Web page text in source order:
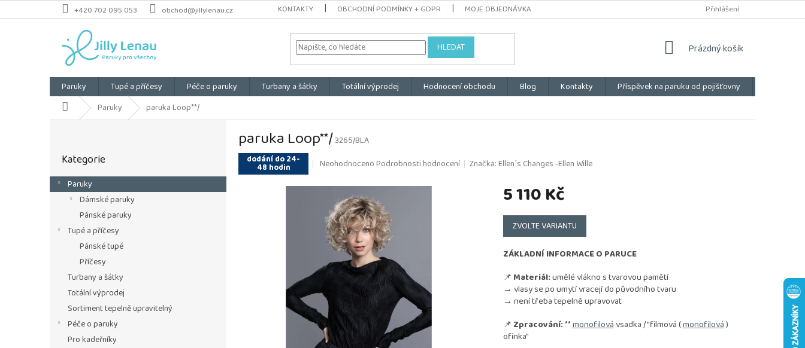
Přejít
na
+420 702 095 053 obchod@jillylenau.cz KONTAKTY OBCHODNÍ PODMÍNKY + GDPR MOJE OBJEDNÁVKA Přihlášení
HLEDAT
NÁKUPNÍ
Prázdný košík
Paruky Tupé a příčesy Péče o paruky Turbany a šátky Totální výprodej Hodnocení obchodu Blog Kontakty Příspěvek na paruku od pojišťovny
Domů Paruky paruka Loop**/
P
r
a
kategorie
Kategorie
Paruky
Dámské paruky
Pánské paruky
Tupé a příčesy
Pánské tupé
Příčesy
Turbany a šátky
Totální výprodej
Sortiment tepelně upravitelný
Péče o paruky
Pro kadeřníky
paruka Loop**/3265/BLA
dodání do 24-
48 hodin
Průměrné
produktu
0,0
hvězdiček.
NeohodnocenoPodrobnosti hodnocení Značka:Ellen´s Changes -Ellen Wille
5 110 Kč
Měrná
cena:
ZVOLTE VARIANTU
ZÁKLADNÍ INFORMACE O PARUCE
📌 Materiál:umělé vlákno s tvarovou pamětí
→ vlasy se po umytí vracejí do původního tvaru
→ není třeba tepelně upravovat
📌 Zpracování:**monofilovávsadka / "filmová (monofilová)
ofinka"